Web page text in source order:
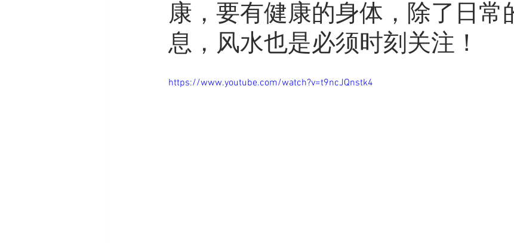
康，要有健康的身体，除了日常
息，风水也是必须时刻关注！
https://www.youtube.com/watch?v=t9ncJQnstk4